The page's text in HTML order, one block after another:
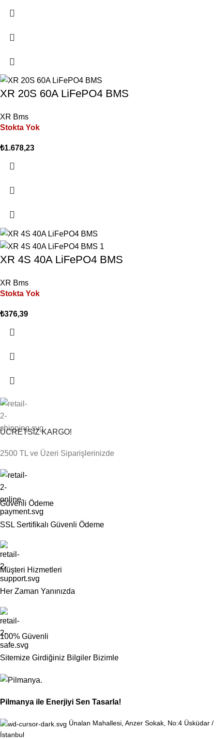
XR 20S 60A LiFePO4 BMS
XR Bms
Stokta Yok
₺1.678,23
XR 4S 40A LiFePO4 BMS
XR Bms
Stokta Yok
₺376,39
ÜCRETSİZ KARGO!
2500 TL ve Üzeri Siparişlerinizde
Güvenli Ödeme
SSL Sertifikalı Güvenli Ödeme
Müşteri Hizmetleri
Her Zaman Yanınızda
100% Güvenli
Sitemize Girdiğiniz Bilgiler Bizimle
Pilmanya ile Enerjiyi Sen Tasarla!
Ünalan Mahallesi, Anzer Sokak, No:4 Üsküdar /
İstanbul